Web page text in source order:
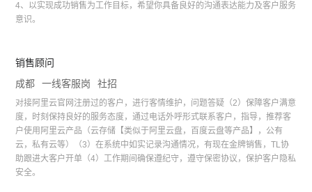
4、以实现成功销售为工作目标，希望你具备良好的沟通表达能力及客户服务
意识。
销售顾问
成都
一线客服岗 社招
对接阿里云官网注册过的客户，进行客情维护，问题答疑（2）保障客户满意
度，时刻保持良好的服务态度，通过电话外呼形式联系客户，指导，推荐客
户使用阿里云产品（云存储【类似于阿里云盘，百度云盘等产品】，公有
云，私有云等）（3）在系统中如实记录沟通情况，有现在金牌销售，TL协
助跟进大客户开单（4）工作期间确保遵纪守，遵守保密协议，保护客户隐私
安全。